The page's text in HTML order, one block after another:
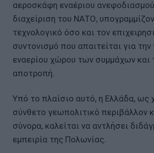
αεροσκάφη εναέριου
διαχείριση του ΝΑΤΟ,
τεχνολογικό όσο και τον
συντονισμό που απαιτείται για
εναερίου χώρου των συμμάχων και
αποτροπή.
Υπό το πλαίσιο αυτό, η Ελλάδα, ως
σύνθετο γεωπολιτικό περιβάλλον
σύνορα, καλείται να αντλήσει
εμπειρία της Πολωνίας.